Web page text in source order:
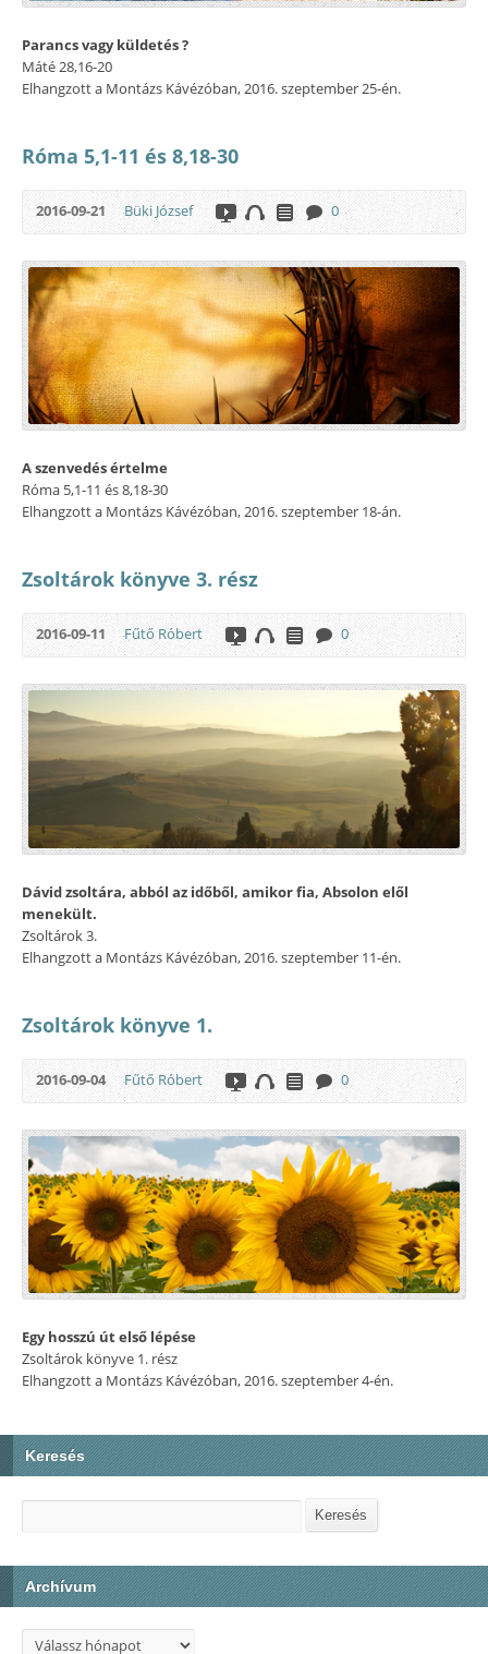
Parancs vagy küldetés ?
Máté 28,16-20
Elhangzott a Montázs Kávézóban, 2016. szeptember 25-én.
Róma 5,1-11 és 8,18-30
2016-09-21 Büki József 0
A szenvedés értelme
Róma 5,1-11 és 8,18-30
Elhangzott a Montázs Kávézóban, 2016. szeptember 18-án.
Zsoltárok könyve 3. rész
2016-09-11 Fűtő Róbert 0
Dávid zsoltára, abból az időből, amikor fia, Absolon elől
menekült.
Zsoltárok 3.
Elhangzott a Montázs Kávézóban, 2016. szeptember 11-én.
Zsoltárok könyve 1.
2016-09-04 Fűtő Róbert 0
Egy hosszú út első lépése
Zsoltárok könyve 1. rész
Elhangzott a Montázs Kávézóban, 2016. szeptember 4-én.
Keresés
Keresés Keresés
Archívum